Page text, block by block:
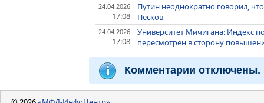
24.04.2026
17:08
Путин неоднократно говорил,
Песков
24.04.2026
17:08
Университет Мичигана: Индекс
пересмотрен в сторону
Комментарии отключены.